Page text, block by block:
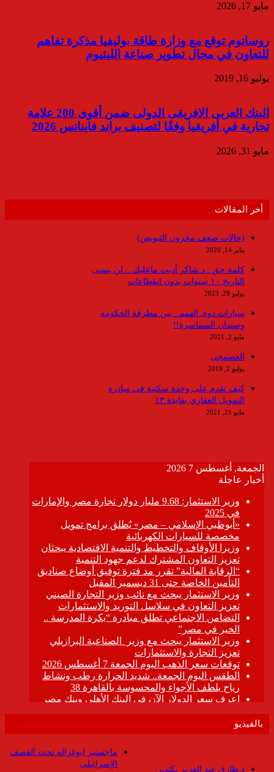
مايو 17, 2026
روساتوم توقع مع وزارة طاقة بوليفيا مذكرة تفاهم
للتعاون في مجال تطوير صناعة الليثيوم
يوليو 16, 2019
البنك العربى الافريقى الدولى ضمن أقوى 200 علامة
تجارية في أفريقيا وفقًا لتصنيف براند فاينانس 2026
مايو 31, 2026
أخر المقالات
(حالات ضعف مخزون التبويض)
يناير 14, 2020
كلمة حق : د.شاكر أديت ماعليك .. لن ينسى
التاريخ ١٠ سنوات بدون انقطاعات
يوليو 29, 2023
سيارات ذوى الهمم.. بين مطرقة الحكومة
وسندان السماسرة!!
مايو 2, 2021
العضمجى
يوليو 2, 2019
كيف تقدم على وحدة سكنية فى مبادرة
التمويل العقاري بفايدة ٣٪
مايو 21, 2021
بالفيديو
ماجستير ابوغزاله تحت القصف
الإسرائيلى
د.طارق عبد العزيز يكتب :